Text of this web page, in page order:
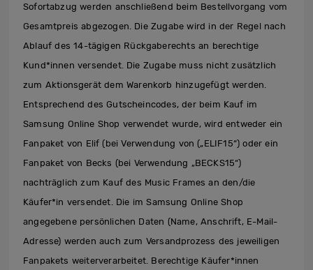
Sofortabzug werden anschließend beim Bestellvorgang vom
Gesamtpreis abgezogen. Die Zugabe wird in der Regel nach
Ablauf des 14-tägigen Rückgaberechts an berechtige
Kund*innen versendet. Die Zugabe muss nicht zusätzlich
zum Aktionsgerät dem Warenkorb hinzugefügt werden.
Entsprechend des Gutscheincodes, der beim Kauf im
Samsung Online Shop verwendet wurde, wird entweder ein
Fanpaket von Elif (bei Verwendung von („ELIF15“) oder ein
Fanpaket von Becks (bei Verwendung „BECKS15“)
nachträglich zum Kauf des Music Frames an den/die
Käufer*in versendet. Die im Samsung Online Shop
angegebene persönlichen Daten (Name, Anschrift, E-Mail-
Adresse) werden auch zum Versandprozess des jeweiligen
Fanpakets weiterverarbeitet. Berechtige Käufer*innen